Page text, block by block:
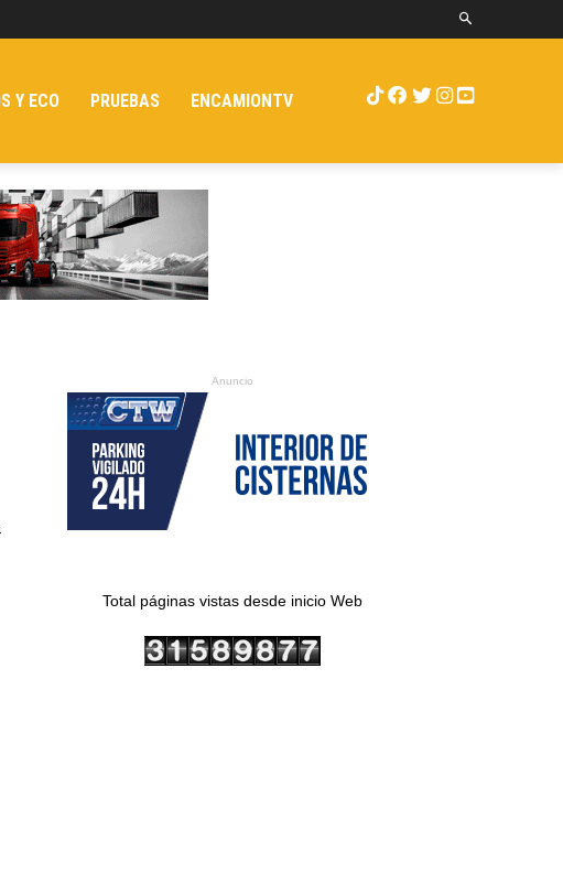
Y ECO PRUEBAS ENCAMIONTV
Anuncio
Total páginas vistas desde inicio Web